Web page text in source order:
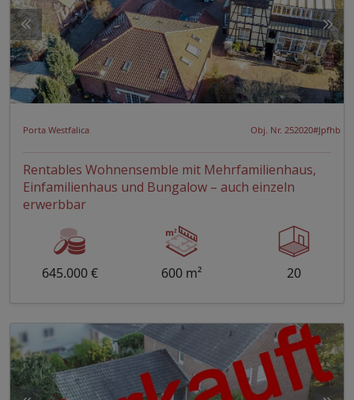
Porta Westfalica Obj. Nr. 252020#Jpfhb
Rentables Wohnensemble mit Mehrfamilienhaus,
Einfamilienhaus und Bungalow – auch einzeln
erwerbbar
645.000 € 600 m² 20